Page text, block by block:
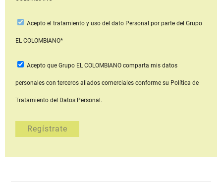
Acepto el tratamiento y uso del dato Personal por parte del Grupo
EL COLOMBIANO*
Acepto que Grupo EL COLOMBIANOcomparta mis datos
personales con terceros aliados comerciales conforme su Política de
Tratamiento del Datos Personal.